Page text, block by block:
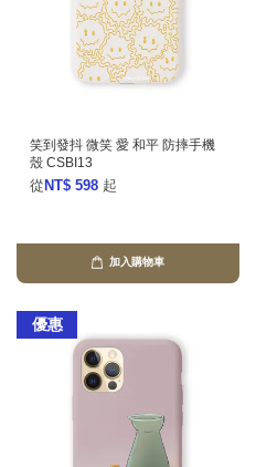
笑到發抖 微笑 愛 和平 防摔手機
殼 CSBI13
從 NT$ 598 起
加入購物車
優惠